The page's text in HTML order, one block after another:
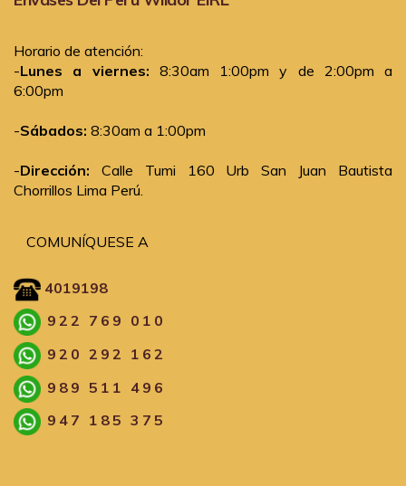
Horario de atención:
-Lunes a viernes: 8:30am 1:00pm y de 2:00pm a
6:00pm
-Sábados: 8:30am a 1:00pm
-Dirección: Calle Tumi 160 Urb San Juan Bautista
Chorrillos Lima Perú.
COMUNÍQUESE A
4019198
922 769 010
920 292 162
989 511 496
947 185 375